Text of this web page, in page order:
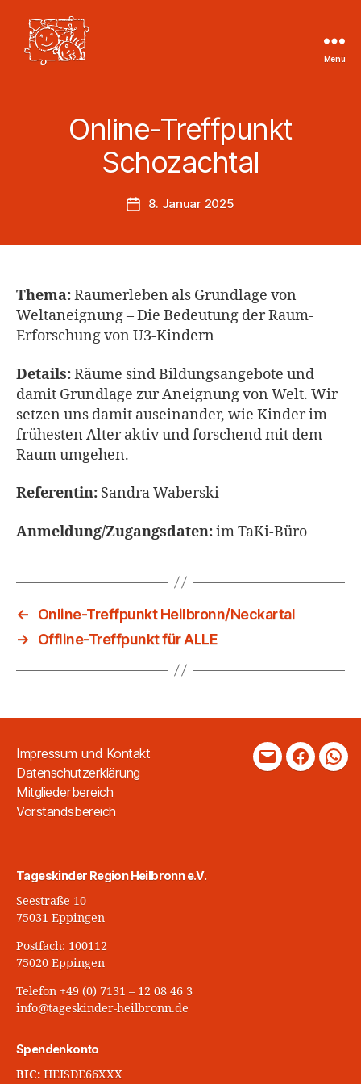
Menü
Online-Treffpunkt
Schozachtal
Veröffentlichungsdatum
8. Januar 2025
Thema:Raumerleben als Grundlage von
Weltaneignung – Die Bedeutung der Raum-
Erforschung von U3-Kindern
Details:Räume sind Bildungsangebote und
damit Grundlage zur Aneignung von Welt. Wir
setzen uns damit auseinander, wie Kinder im
frühesten Alter aktiv und forschend mit dem
Raum umgehen.
Referentin: Sandra Waberski
Anmeldung/Zugangsdaten:im TaKi-Büro
←
Online-Treffpunkt Heilbronn/Neckartal
→
Offline-Treffpunkt für ALLE
Impressum und Kontakt
Datenschutzerklärung
Mitgliederbereich
Vorstandsbereich
Mail
Tageskinder Region Heilbronn e.V.
Seestraße 10
75031 Eppingen
Postfach: 100112
75020 Eppingen
Telefon +49 (0) 7131 – 12 08 46 3
info@tageskinder-heilbronn.de
Spendenkonto
BIC: HEISDE66XXX